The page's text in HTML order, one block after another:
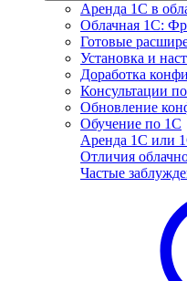
Аренда 1С в
Облачная 1С:
Готовые
Установка и
Доработка
Консультации
Обновление
Обучение по 1С
Аренда 1С или
Отличия
Частые